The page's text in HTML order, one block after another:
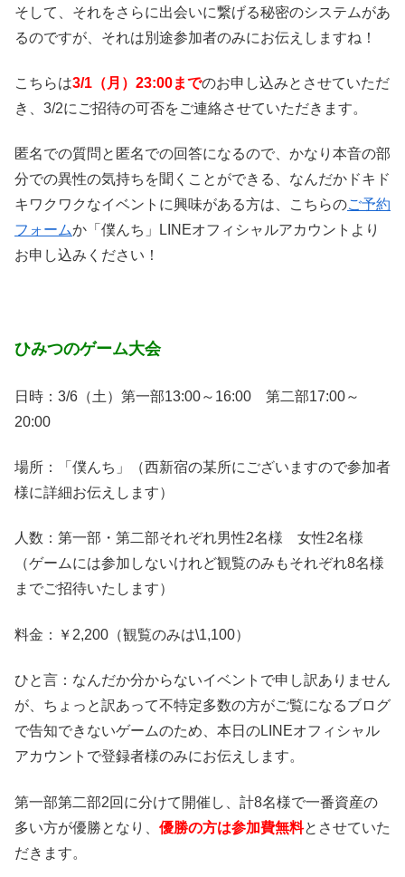
そして、それをさらに出会いに繋げる秘密のシステムがあ
るのですが、それは別途参加者のみにお伝えしますね！
こちらは3/1 （月）23:00までのお申し込みとさせていただ
き、3/2にご招待の可否をご連絡させていただきます。
匿名での質問と匿名での回答になるので、かなり本音の部
分での異性の気持ちを聞くことができる、なんだかドキド
キワクワクなイベントに興味がある方は、こちらのご予約
フォームか「僕んち」LINEオフィシャルアカウントより
お申し込みください！
ひみつのゲーム大会
日時：3/6（土）第一部13:00～16:00 第二部17:00～
20:00
場所：「僕んち」（西新宿の某所にございますので参加者
様に詳細お伝えします）
人数：第一部・第二部それぞれ男性2名様 女性2名様
（ゲームには参加しないけれど観覧のみもそれぞれ8名様
までご招待いたします）
料金：￥2,200（観覧のみは\1,100）
ひと言：なんだか分からないイベントで申し訳ありません
が、ちょっと訳あって不特定多数の方がご覧になるブログ
で告知できないゲームのため、本日のLINEオフィシャル
アカウントで登録者様のみにお伝えします。
第一部第二部2回に分けて開催し、計8名様で一番資産の
多い方が優勝となり、 優勝の方は参加費無料とさせていた
だきます。